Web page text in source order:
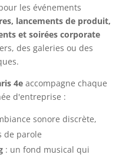
les événements
lancements de produit,
et soirées corporate
des galeries ou des
4eaccompagne chaque
d'entreprise :
sonore discrète,
de parole
: un fond musical qui